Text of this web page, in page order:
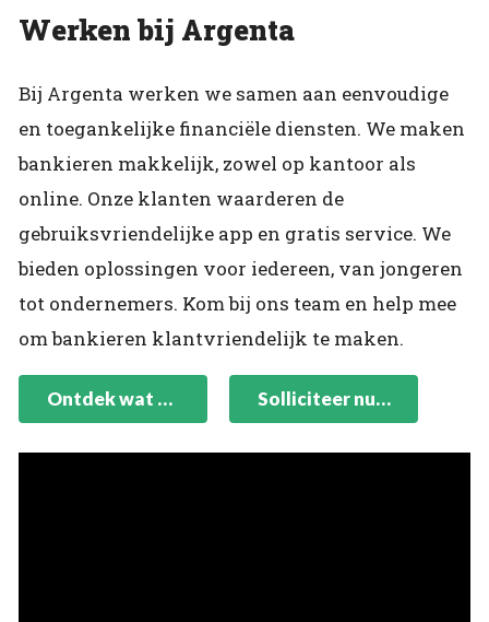
Werken bij Argenta
Bij Argenta werken we samen aan eenvoudige
en toegankelijke financiële diensten. We maken
bankieren makkelijk, zowel op kantoor als
online. Onze klanten waarderen de
gebruiksvriendelijke app en gratis service. We
bieden oplossingen voor iedereen, van jongeren
tot ondernemers. Kom bij ons team en help mee
om bankieren klantvriendelijk te maken.
Ontdek wat Argentaan zijn betekent Solliciteer nu op een van onze vacatures